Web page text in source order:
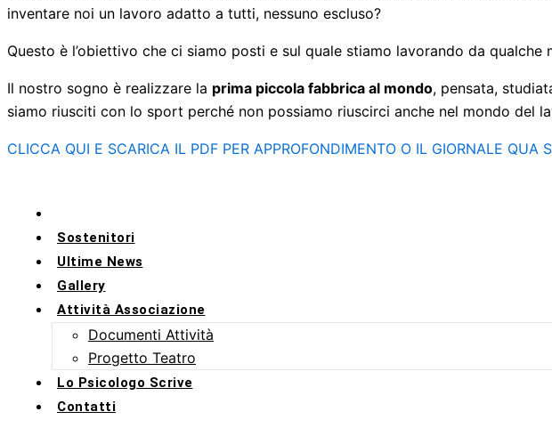
inventare noi un lavoro adatto a tutti, nessuno escluso?
Questo è l’obiettivo che ci siamo posti e sul quale stiamo lavorando da qualche
Il nostro sogno è realizzare la prima piccola fabbrica al mondo, pensata,
siamo riusciti con lo sport perché non possiamo riuscirci anche nel mondo del
CLICCA QUI E SCARICA IL PDF PER APPROFONDIMENTO O IL GIORNALE QUA
Sostenitori
Ultime News
Gallery
Attività Associazione
Documenti Attività
Progetto Teatro
Lo Psicologo Scrive
Contatti